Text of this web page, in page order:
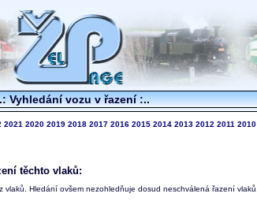
Vyhledání vozu v řazení :..
2021 2020 2019 2018 2017 2016 2015 2014 2013 2012 2011 2010
těchto vlaků:
Hledání ovšem nezohledňuje dosud neschválená řazení vlaků.